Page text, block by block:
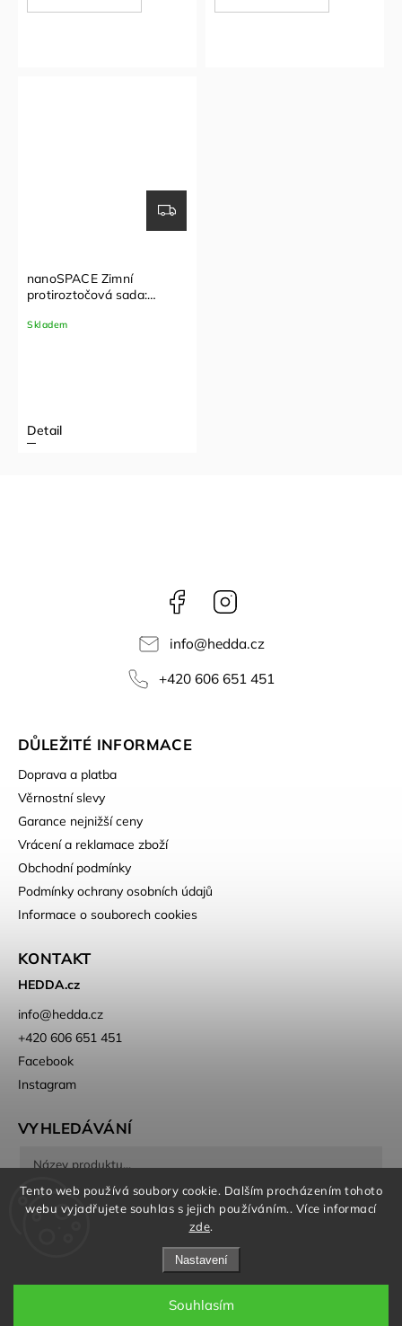
Tento web používá soubory cookie. Dalším procházením tohoto
webu vyjadřujete souhlas s jejich používáním.. Více informací
zde.
Nastavení
Souhlasím
nanoSPACE Zimní
protiroztočová sada:
(70x90 cm, 140x200 cm)
Skladem
Detail
Facebook
info@hedda.cz
+420 606 651 451
DŮLEŽITÉ INFORMACE
Doprava a platba
Věrnostní slevy
Garance nejnižší ceny
Vrácení a reklamace zboží
Obchodní podmínky
Podmínky ochrany osobních údajů
Informace o souborech cookies
KONTAKT
HEDDA.cz
info@hedda.cz
+420 606 651 451
Facebook
Instagram
VYHLEDÁVÁNÍ
Hledat